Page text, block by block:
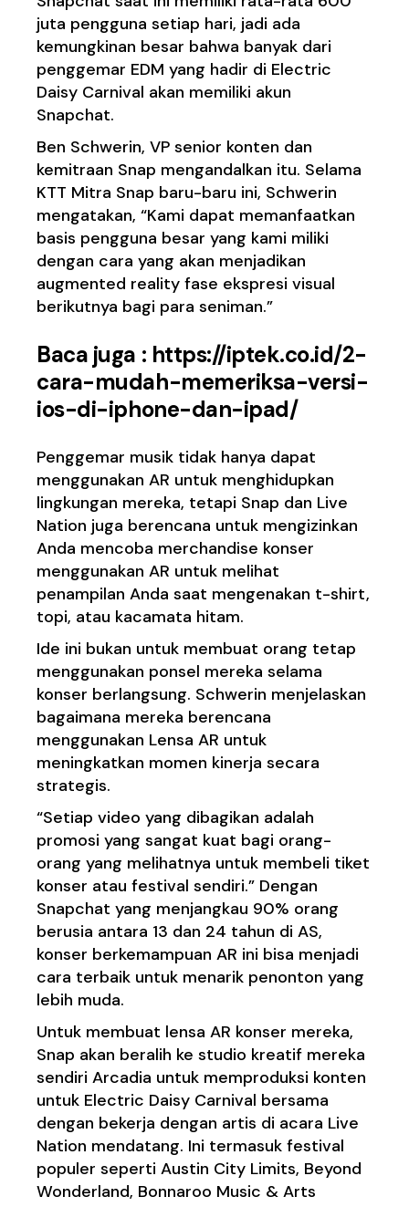
juta pengguna setiap hari, jadi ada
kemungkinan besar bahwa banyak dari
penggemar EDM yang hadir di Electric
Daisy Carnival akan memiliki akun
Snapchat.
Ben Schwerin, VP senior konten dan
kemitraan Snap mengandalkan itu. Selama
KTT Mitra Snap baru-baru ini, Schwerin
mengatakan, “Kami dapat memanfaatkan
basis pengguna besar yang kami miliki
dengan cara yang akan menjadikan
augmented reality fase ekspresi visual
berikutnya bagi para seniman.”
Baca juga : https://iptek.co.id/2-
cara-mudah-memeriksa-versi-
ios-di-iphone-dan-ipad/
Penggemar musik tidak hanya dapat
menggunakan AR untuk menghidupkan
lingkungan mereka, tetapi Snap dan Live
Nation juga berencana untuk mengizinkan
Anda mencoba merchandise konser
menggunakan AR untuk melihat
penampilan Anda saat mengenakan t-shirt,
topi, atau kacamata hitam.
Ide ini bukan untuk membuat orang tetap
menggunakan ponsel mereka selama
konser berlangsung. Schwerin menjelaskan
bagaimana mereka berencana
menggunakan Lensa AR untuk
meningkatkan momen kinerja secara
strategis.
“Setiap video yang dibagikan adalah
promosi yang sangat kuat bagi orang-
orang yang melihatnya untuk membeli tiket
konser atau festival sendiri.” Dengan
Snapchat yang menjangkau 90% orang
berusia antara 13 dan 24 tahun di AS,
konser berkemampuan AR ini bisa menjadi
cara terbaik untuk menarik penonton yang
lebih muda.
Untuk membuat lensa AR konser mereka,
Snap akan beralih ke studio kreatif mereka
sendiri Arcadia untuk memproduksi konten
untuk Electric Daisy Carnival bersama
dengan bekerja dengan artis di acara Live
Nation mendatang. Ini termasuk festival
populer seperti Austin City Limits, Beyond
Wonderland, Bonnaroo Music & Arts